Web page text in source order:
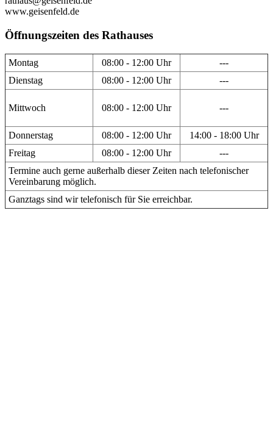
www.geisenfeld.de
Öffnungszeiten des Rathauses
Montag 08:00 - 12:00 Uhr
---
Dienstag
08:00 - 12:00 Uhr ---
Mittwoch 08:00 - 12:00 Uhr ---
Donnerstag 08:00 - 12:00 Uhr
14:00 - 18:00 Uhr
Freitag
08:00 - 12:00 Uhr
---
Termine auch gerne außerhalb dieser Zeiten nach telefonischer
Vereinbarung möglich.
Ganztags sind wir telefonisch für Sie erreichbar.